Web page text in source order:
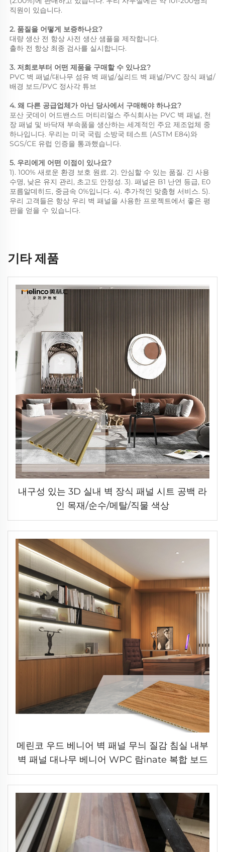
직원이 있습니다.
2. 품질을 어떻게 보증하나요?
대량 생산 전 항상 사전 생산 샘플을 제작합니다.
출하 전 항상 최종 검사를 실시합니다.
3. 저희로부터 어떤 제품을 구매할 수 있나요?
PVC 벽 패널/대나무 섬유 벽 패널/실리드 벽 패널/PVC 장식 패널/
배경 보드/PVC 정사각 튜브
4. 왜 다른 공급업체가 아닌 당사에서 구매해야 하나요?
포산 굿데이 어드밴스드 머티리얼스 주식회사는 PVC 벽 패널, 천
장 패널 및 바닥재 부속품을 생산하는 세계적인 주요 제조업체 중
하나입니다. 우리는 미국 국립 소방국 테스트 (ASTM E84)와
SGS/CE 유럽 인증을 통과했습니다.
5. 우리에게 어떤 이점이 있나요?
1). 100% 새로운 환경 보호 원료. 2). 안심할 수 있는 품질. 긴 사용
수명, 낮은 유지 관리, 초고도 안정성. 3). 패널은 B1 난연 등급, E0
포름알데히드, 중금속 0%입니다. 4). 추가적인 맞춤형 서비스. 5).
우리 고객들은 항상 우리 벽 패널을 사용한 프로젝트에서 좋은 평
판을 얻을 수 있습니다.
기타 제품
내구성 있는 3D 실내 벽 장식 패널 시트 공백 라
인 목재/순수/메탈/직물 색상
메린코 우드 베니어 벽 패널 무늬 질감 침실 내부
벽 패널 대나무 베니어 WPC 람inate 복합 보드